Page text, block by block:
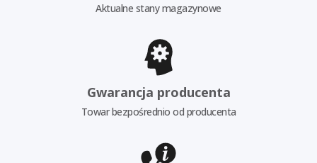
Aktualne stany magazynowe
Gwarancja producenta
Towar bezpośrednio od producenta